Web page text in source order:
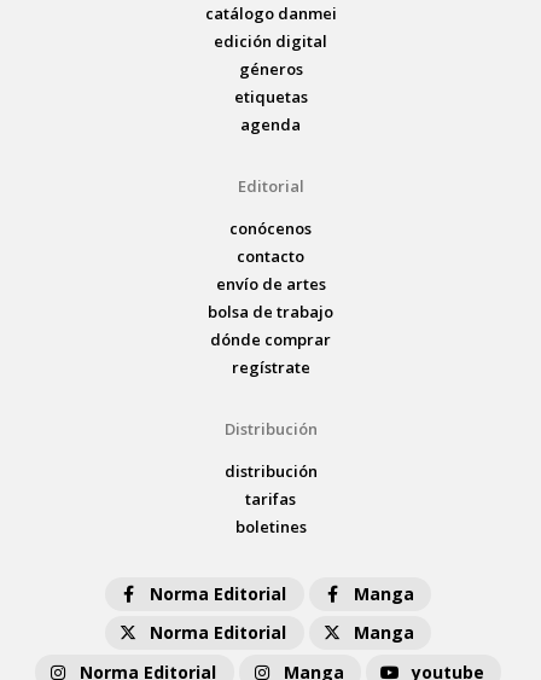
catálogo danmei
edición digital
géneros
etiquetas
agenda
Editorial
conócenos
contacto
envío de artes
bolsa de trabajo
dónde comprar
regístrate
Distribución
distribución
tarifas
boletines
Norma Editorial
Manga
Norma Editorial
Manga
Norma Editorial
Manga youtube